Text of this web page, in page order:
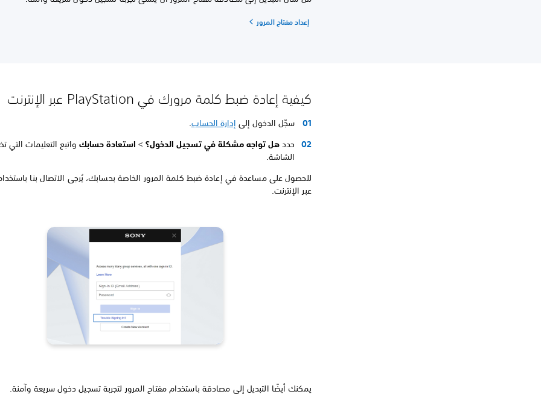
إعداد مفتاح المرور
كيفية إعادة ضبط كلمة مرورك في PlayStation عبر الإنترنت
سجّل الدخول إلى إدارة الحساب.
حددهل تواجه مشكلة في تسجيل الدخول؟ > استعادة حسابك واتبع التعليمات التي
الشاشة.
للحصول على مساعدة في إعادة ضبط كلمة المرور الخاصة بحسابك، يُرجى الاتصال بنا
عبر الإنترنت.
يمكنك أيضًا التبديل إلى مصادقة باستخدام مفتاح المرور لتجربة تسجيل دخول سريعة وآمنة.